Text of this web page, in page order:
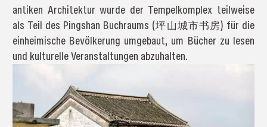
antiken Architektur wurde der Tempelkomplex teilweise
als Teil des Pingshan Buchraums (坪山城市书房) für die
einheimische Bevölkerung umgebaut, um Bücher zu lesen
und kulturelle Veranstaltungen abzuhalten.